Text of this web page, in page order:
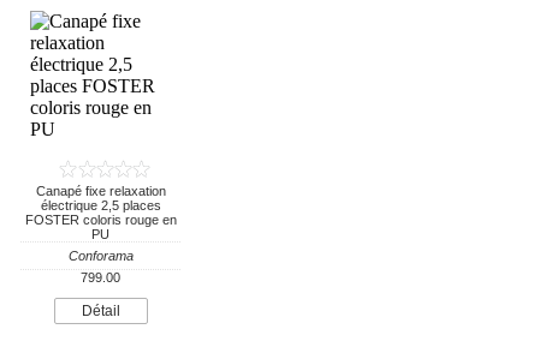
Canapé fixe relaxation
électrique 2,5 places
FOSTER coloris rouge en
PU
Conforama
799.00
Détail